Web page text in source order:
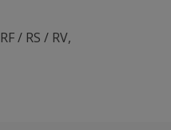
RF / RS / RV,